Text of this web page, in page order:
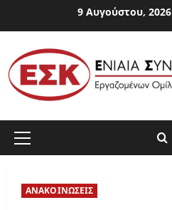
to
content
9 Αυγούστου, 2026
Primary
ΑΝΑΚΟΙΝΩΣΕΙΣ